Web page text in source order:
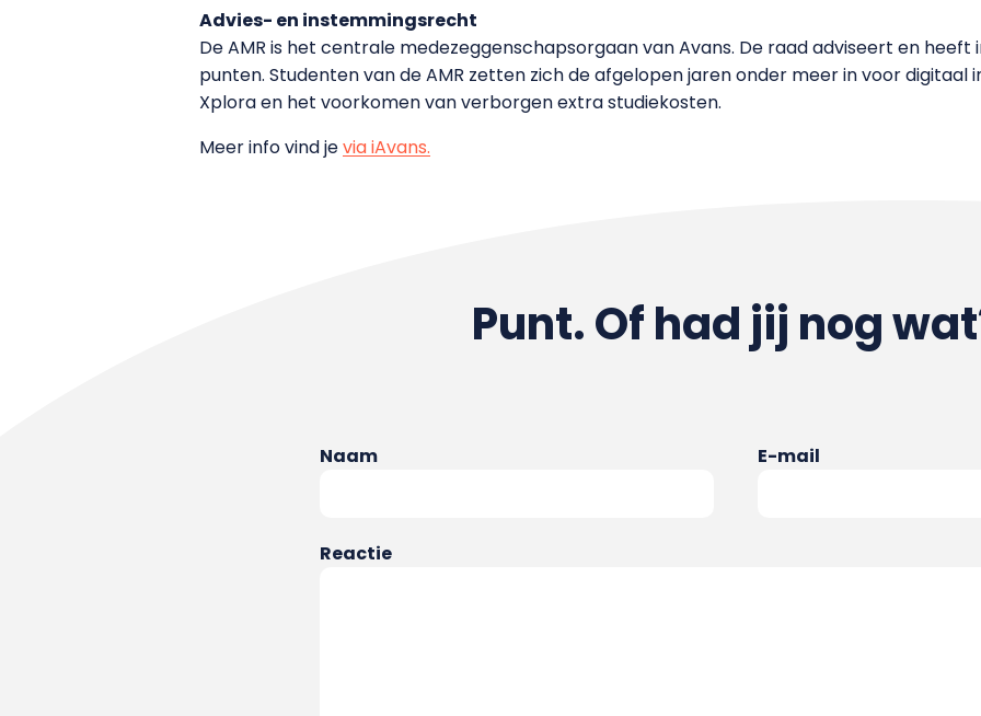
Advies- en instemmingsrecht
De AMR is het centrale medezeggenschapsorgaan van Avans. De raad adviseert en
punten. Studenten van de AMR zetten zich de afgelopen jaren onder meer in voor digitaal
Xplora en het voorkomen van verborgen extra studiekosten.
Meer info vind jevia iAvans.
Punt. Of had jij nog
Naam E-mail
Reactie